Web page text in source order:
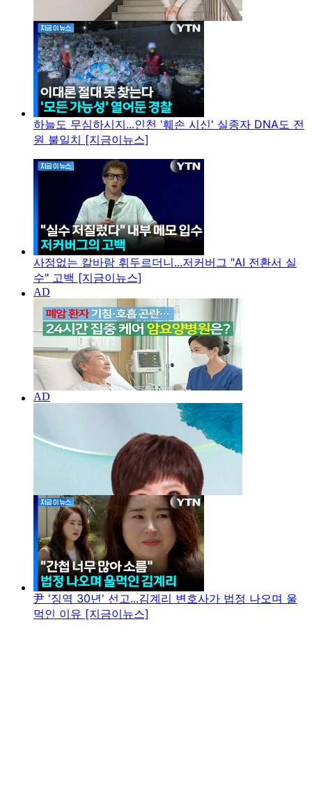
하늘도 무심하시지...인천 '훼손 시신' 실종자 DNA도 전
원 불일치 [지금이뉴스]
사정없는 칼바람 휘두르더니...저커버그 "AI 전환서 실
수" 고백 [지금이뉴스]
尹 '징역 30년' 선고...김계리 변호사가 법정 나오며 울
먹인 이유 [지금이뉴스]